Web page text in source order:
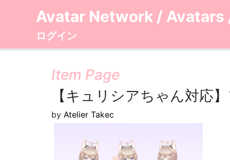
Avatar Network / Avatars
ログイン
Item Page
【キュリシアちゃん対応
by Atelier Takec